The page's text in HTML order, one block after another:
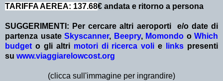
TARIFFA AEREA: 137.68€ andata e ritorno a persona
SUGGERIMENTI: Per cercare altri aeroporti e/o date di
partenza usate Skyscanner, Beepry, Momondo o Which
budget o gli altri motori di ricerca voli e links presenti
su www.viaggiarelowcost.org
(clicca sull'immagine per ingrandire)